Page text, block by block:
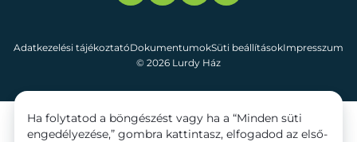
© 2026 Lurdy Ház
Adatkezelési tájékoztatóDokumentumokSüti beállításokImpresszum
Ha folytatod a böngészést vagy ha a “Minden süti
engedélyezése,” gombra kattintasz, elfogadod az első-